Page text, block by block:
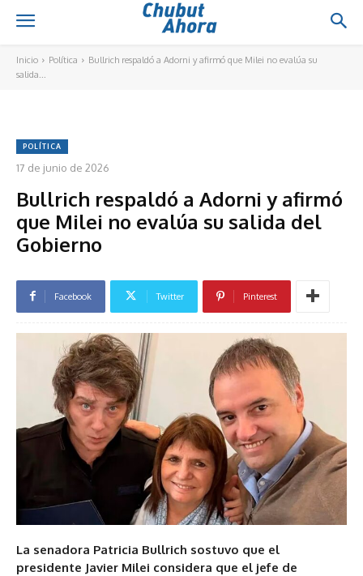
Inicio Política
Bullrich respaldó a Adorni y afirmó que Milei no evalúa su
salida...
POLÍTICA
17 de junio de 2026
Bullrich respaldó a Adorni y afirmó
que Milei no evalúa su salida del
Gobierno
Facebook Twitter Pinterest
La senadora Patricia Bullrich sostuvo que el
presidente Javier Milei considera que el jefe de